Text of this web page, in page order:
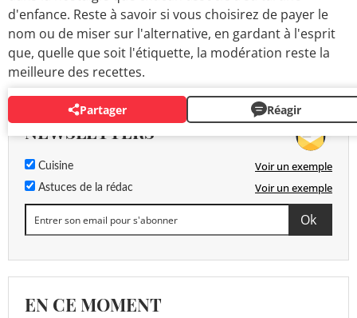
d'enfance. Reste à savoir si vous choisirez de payer le
nom ou de miser sur l'alternative, en gardant à l'esprit
que, quelle que soit l'étiquette, la modération reste la
meilleure des recettes.
Partager Réagir
NEWSLETTERS
Cuisine Voir un exemple
Astuces de la rédac Voir un exemple
EN CE MOMENT